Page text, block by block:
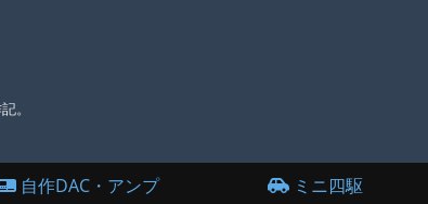
。
自作DAC・アンプ ミニ四駆